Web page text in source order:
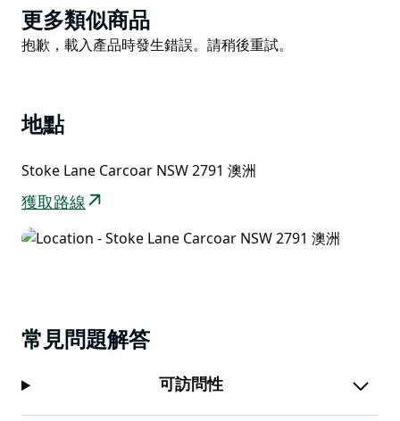
週末和公眾假期上午十點左右開放或預約
Product
List
更多類似商品
Product
抱歉，載入產品時發生錯誤。請稍後重試。
地點
Stoke Lane Carcoar NSW 2791 澳洲
獲取路線
常見問題解答
可訪問性